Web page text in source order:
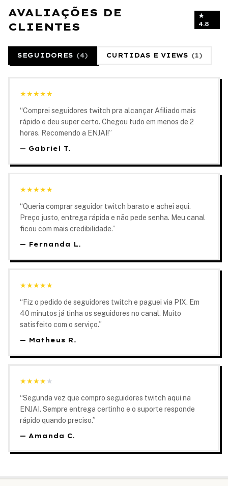
AVALIAÇÕES DE
CLIENTES
★
4.8
SEGUIDORES (4) CURTIDAS E VIEWS (1)
★★★★★
“Comprei seguidores twitch pra alcançar Afiliado mais
rápido e deu super certo. Chegou tudo em menos de 2
horas. Recomendo a ENJAI!”
— Gabriel T.
★★★★★
“Queria comprar seguidor twitch barato e achei aqui.
Preço justo, entrega rápida e não pede senha. Meu canal
ficou com mais credibilidade.”
— Fernanda L.
★★★★★
“ Fiz o pedido de seguidores twitch e paguei via PIX. Em
40 minutos já tinha os seguidores no canal. Muito
satisfeito com o serviço.”
— Matheus R.
★★★★★
“Segunda vez que compro seguidores twitch aqui na
ENJAI. Sempre entrega certinho e o suporte responde
rápido quando preciso.”
— Amanda C.